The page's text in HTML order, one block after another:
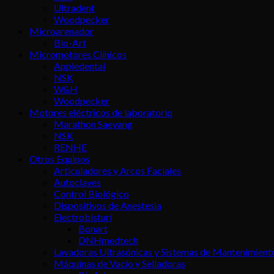
Ultradent
Woodpecker
Microarenador
Bio-Art
Micromotores Clínicos
Appledental
NSK
W&H
Woodpecker
Motores eléctricos de laboratorio
Marathon Saeyang
NSK
RENHE
Otros Equipos
Articuladores y Arcos Faciales
Autoclaves
Control Biológico
Dispositivos de Anestesia
Electrobisturí
Bonart
DNHmedtech
Lavadoras Ultrasónicas y Sistemas de
Máquinas de Vacío y Selladoras